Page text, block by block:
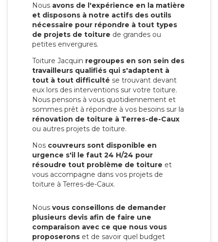
Nous avons de l'expérience en la matière
et disposons à notre actifs des outils
nécessaire pour répondre à tout types
de projets de toiture de grandes ou
petites envergures.
Toiture Jacquin regroupes en son sein des
travailleurs qualifiés qui s'adaptent à
tout à tout difficulté se trouvant devant
eux lors des interventions sur votre toiture.
Nous pensons à vous quotidiennement et
sommes prêt à répondre à vos besoins sur la
rénovation de toiture à Terres-de-Caux
ou autres projets de toiture.
Nos couvreurs sont disponible en
urgence s'il le faut 24 H/24 pour
résoudre tout problème de toiture et
vous accompagne dans vos projets de
toiture à Terres-de-Caux.
Nous vous conseillons de demander
plusieurs devis afin de faire une
comparaison avec ce que nous vous
proposerons et de savoir quel budget